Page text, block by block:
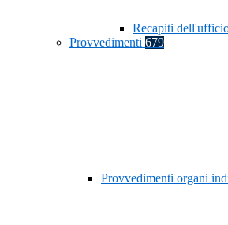
Recapiti
Provvedimenti 679
Provvedimenti organi